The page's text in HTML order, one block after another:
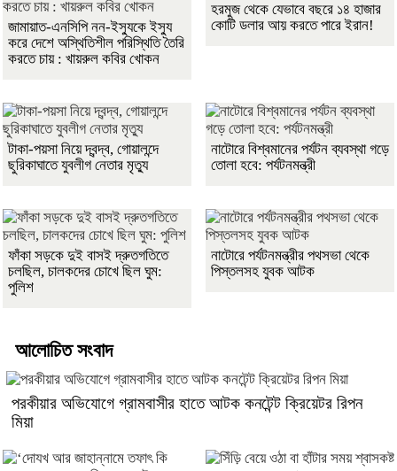
জামায়াত-এনসিপি নন-ইস্যুকে ইস্যু
করে দেশে অস্থিতিশীল পরিস্থিতি তৈরি
করতে চায় : খায়রুল কবির খোকন
হরমুজ থেকে যেভাবে বছরে ১৪ হাজার
কোটি ডলার আয় করতে পারে ইরান!
টাকা-পয়সা নিয়ে দ্বন্দ্ব, গোয়ালন্দে
ছুরিকাঘাতে যুবলীগ নেতার মৃত্যু
নাটোরে বিশ্বমানের পর্যটন ব্যবস্থা গড়ে
তোলা হবে: পর্যটনমন্ত্রী
ফাঁকা সড়কে দুই বাসই দ্রুতগতিতে
চলছিল, চালকদের চোখে ছিল ঘুম:
পুলিশ
নাটোরে পর্যটনমন্ত্রীর পথসভা থেকে
পিস্তলসহ যুবক আটক
আলোচিত সংবাদ
পরকীয়ার অভিযোগে গ্রামবাসীর হাতে আটক কনটেন্ট ক্রিয়েটর রিপন
মিয়া